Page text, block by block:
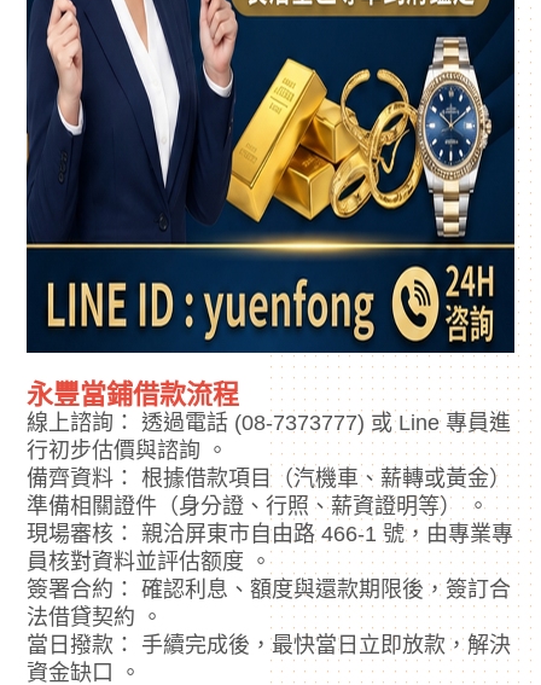
永豐當鋪借款流程
線上諮詢： 透過電話 (08-7373777) 或 Line 專員進
行初步估價與諮詢 。
備齊資料： 根據借款項目（汽機車、薪轉或黃金）
準備相關證件（身分證、行照、薪資證明等） 。
現場審核： 親洽屏東市自由路 466-1 號，由專業專
員核對資料並評估额度 。
簽署合約： 確認利息、額度與還款期限後，簽訂合
法借貸契約 。
當日撥款： 手續完成後，最快當日立即放款，解決
資金缺口 。